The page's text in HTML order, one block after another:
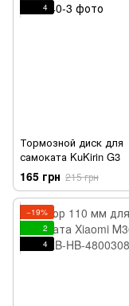
4
Тормозной диск для
самоката KuKirin G3
165 грн 215 грн
−19%
2
4